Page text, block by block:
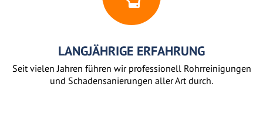
LANGJÄHRIGE ERFAHRUNG
Seit vielen Jahren führen wir professionell Rohrreinigungen
und Schadensanierungen aller Art durch.